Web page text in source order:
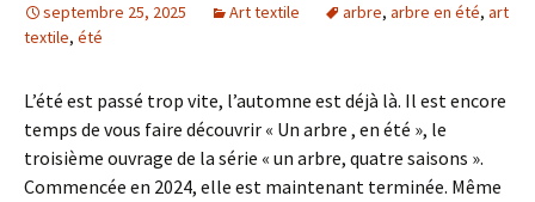
septembre 25, 2025 Art textile arbre, arbre en été, art
textile, été
L’été est passé trop vite, l’automne est déjà là. Il est encore
temps de vous faire découvrir « Un arbre , en été », le
troisième ouvrage de la série « un arbre, quatre saisons ».
Commencée en 2024, elle est maintenant terminée. Même